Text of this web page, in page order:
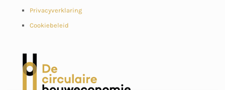
Privacyverklaring
Cookiebeleid